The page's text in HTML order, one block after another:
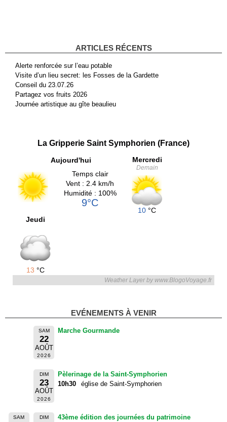
ARTICLES RÉCENTS
Alerte renforcée sur l’eau potable
Visite d’un lieu secret: les Fosses de la Gardette
Conseil du 23.07.26
Partagez vos fruits 2026
Journée artistique au gîte beaulieu
La Gripperie Saint Symphorien (France)
Aujourd'hui
Temps clair
Vent : 2.4 km/h
Humidité : 100%
9°C
Mercredi
Demain
10 °C
Jeudi
13 °C
Weather Layer by www.BlogoVoyage.fr
EVÉNEMENTS À VENIR
SAM
22
AOÛT
2026
Marche Gourmande
DIM
23
AOÛT
2026
Pèlerinage de la Saint-Symphorien
10h30
église de Saint-Symphorien
SAM DIM 43ème édition des journées du patrimoine